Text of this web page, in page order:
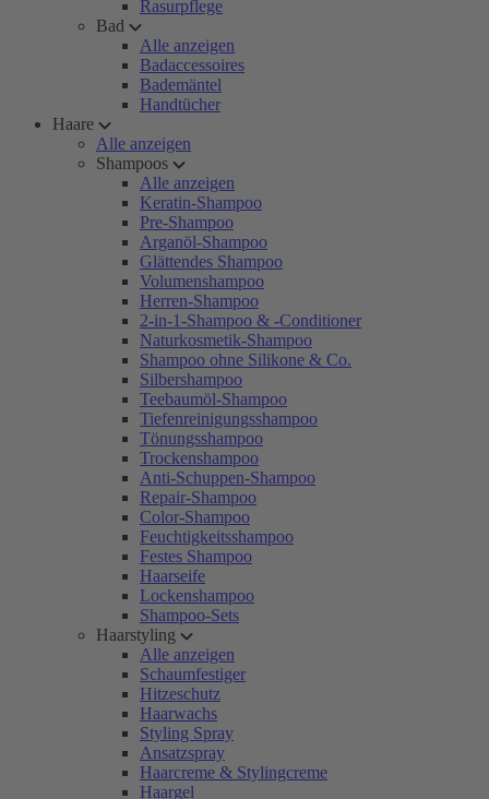
Rasurpflege
Bad
Alle anzeigen
Badaccessoires
Bademäntel
Handtücher
Haare
Alle anzeigen
Shampoos
Alle anzeigen
Keratin-Shampoo
Pre-Shampoo
Arganöl-Shampoo
Glättendes Shampoo
Volumenshampoo
Herren-Shampoo
2-in-1-Shampoo & -Conditioner
Naturkosmetik-Shampoo
Shampoo ohne Silikone & Co.
Silbershampoo
Teebaumöl-Shampoo
Tiefenreinigungsshampoo
Tönungsshampoo
Trockenshampoo
Anti-Schuppen-Shampoo
Repair-Shampoo
Color-Shampoo
Feuchtigkeitsshampoo
Festes Shampoo
Haarseife
Lockenshampoo
Shampoo-Sets
Haarstyling
Alle anzeigen
Schaumfestiger
Hitzeschutz
Haarwachs
Styling Spray
Ansatzspray
Haarcreme & Stylingcreme
Haargel